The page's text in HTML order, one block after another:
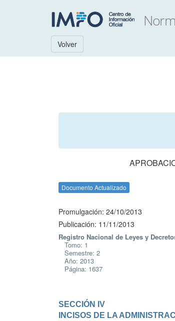
Volver
Documento Actualizado
Promulgación: 24/10/2013
Publicación: 11/11/2013
Registro Nacional de Leyes y
Tomo: 1
Semestre: 2
Año: 2013
Página: 1637
SECCIÓN IV
INCISOS DE LA